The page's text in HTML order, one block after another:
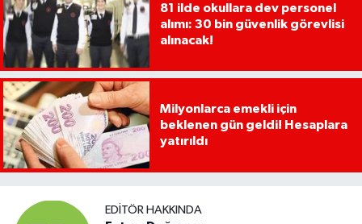
81 ilde okullara dev personel
alımı: 30 bin güvenlik görevlisi
alınacak!
Milyonlarca emekli için
beklenen gün geldi! Hesaplara
yatırıldı
EDITÖR HAKKINDA